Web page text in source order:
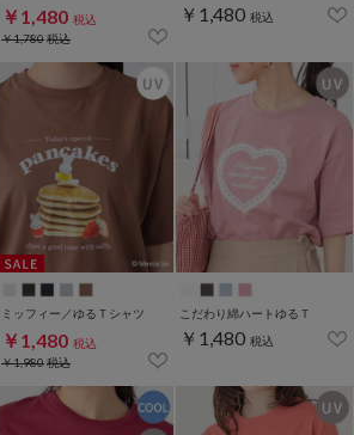
￥1,480 税込
￥1,780税込
￥1,480 税込
ミッフィー／ゆるＴシャツ
￥1,480 税込
￥1,980税込
こだわり綿ハートゆるＴ
￥1,480 税込